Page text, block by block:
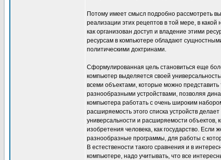
Потому имеет смысл подробно рассмотреть
реализации этих рецептов в той мере, в
как организован доступ и владение этими
ресурсам в компьютере обладают
политическими доктринами.
Сформулированная цель становиться еще
компьютер выделяется своей
всеми объектами, которые можно
разнообразными устройствами, позволяя
компьютера работать с очень широким
расширяемость этого списка устройств
универсальности и расширяемости объектов,
изобретения человека, как государство. Если
разнообразные программы, для работы с
В естествености такого сравнения и в
компьютере, надо учитывать, что все